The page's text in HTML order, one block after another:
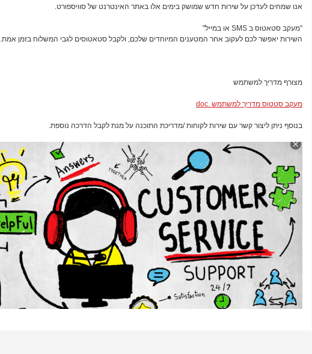
אנו שמחים לעדכן על שירות חדש שמושק בימים אלו באתר האינטרנט של סוויספורט.
"מעקב סטאטוס ב SMS או במייל"
השירות יאפשר לכם לעקוב אחר המטענים המיוחדים שלכם, ולקבל סטאטוסים לגבי המשלוח בזמן אמת.
מצורף מדריך למשתמש
מעקב סטטוס מדריך למשתמש .doc
בנוסף ניתן ליצור קשר עם שירות לקוחות /מדריכת התוכנה על מנת לקבל הדרכה נוספת.